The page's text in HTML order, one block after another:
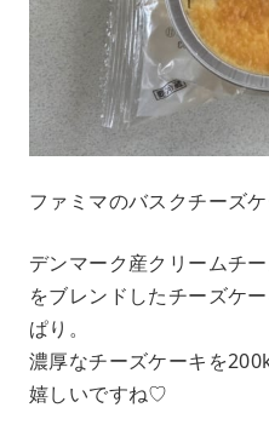
ファミマのバスクチーズ
デンマーク産クリームチ
をブレンドしたチーズケ
ぱり。
濃厚なチーズケーキを
嬉しいですね♡